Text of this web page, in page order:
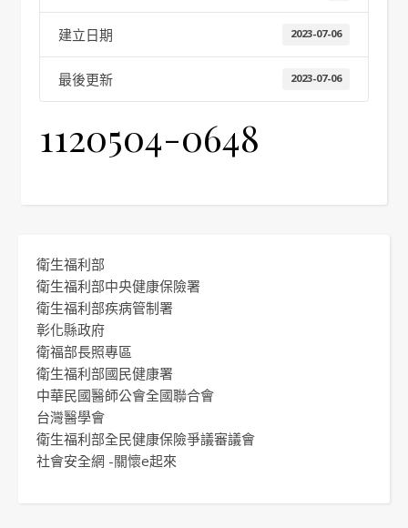
建立日期 2023-07-06
最後更新 2023-07-06
1120504-0648
衛生福利部
衛生福利部中央健康保險署
衛生福利部疾病管制署
彰化縣政府
衛福部長照專區
衛生福利部國民健康署
中華民國醫師公會全國聯合會
台灣醫學會
衛生福利部全民健康保險爭議審議會
社會安全網 -關懷e起來